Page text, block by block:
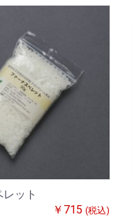
ット
￥715 (税込)